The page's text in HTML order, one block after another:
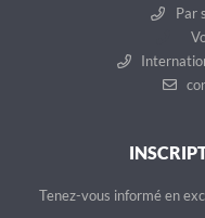
Par
Tenez-vous informé en